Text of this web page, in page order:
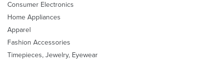
Consumer Electronics
Home Appliances
Apparel
Fashion Accessories
Timepieces, Jewelry, Eyewear